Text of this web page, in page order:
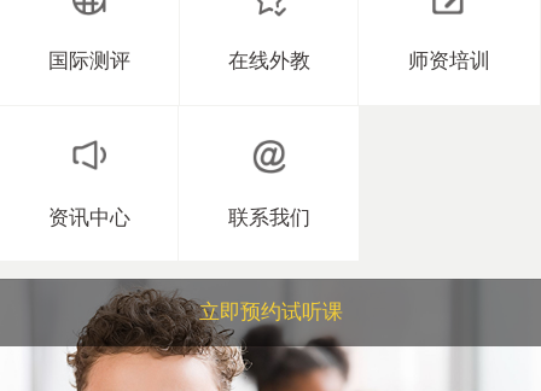
国际测评 在线外教 师资培训
资讯中心 联系我们
立即预约试听课